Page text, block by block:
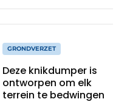
veelzijdigheid in
GRONDVERZET
Deze knikdumper is
ontworpen om elk
terrein te bedwingen